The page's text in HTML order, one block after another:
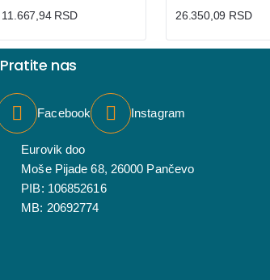
11.667,94 RSD 26.350,09 RSD
Pratite nas
Facebook Instagram
Eurovik doo
Moše Pijade 68, 26000 Pančevo
PIB: 106852616
MB: 20692774